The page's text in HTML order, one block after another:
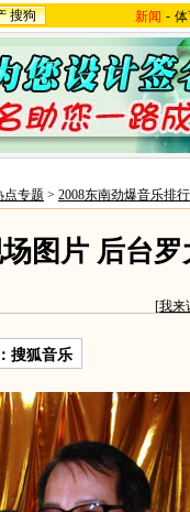
搜狗 新闻 -
点专题 > 2008东南劲爆音乐排
图片 后台
[我来
搜狐音乐